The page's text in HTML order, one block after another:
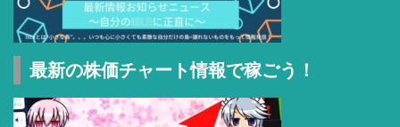
最新の株価チャート情報で稼ごう！